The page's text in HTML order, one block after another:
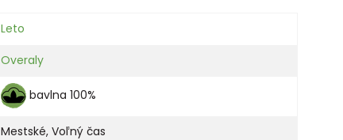
Leto
Overaly
bavlna 100%
Mestské, Voľný čas